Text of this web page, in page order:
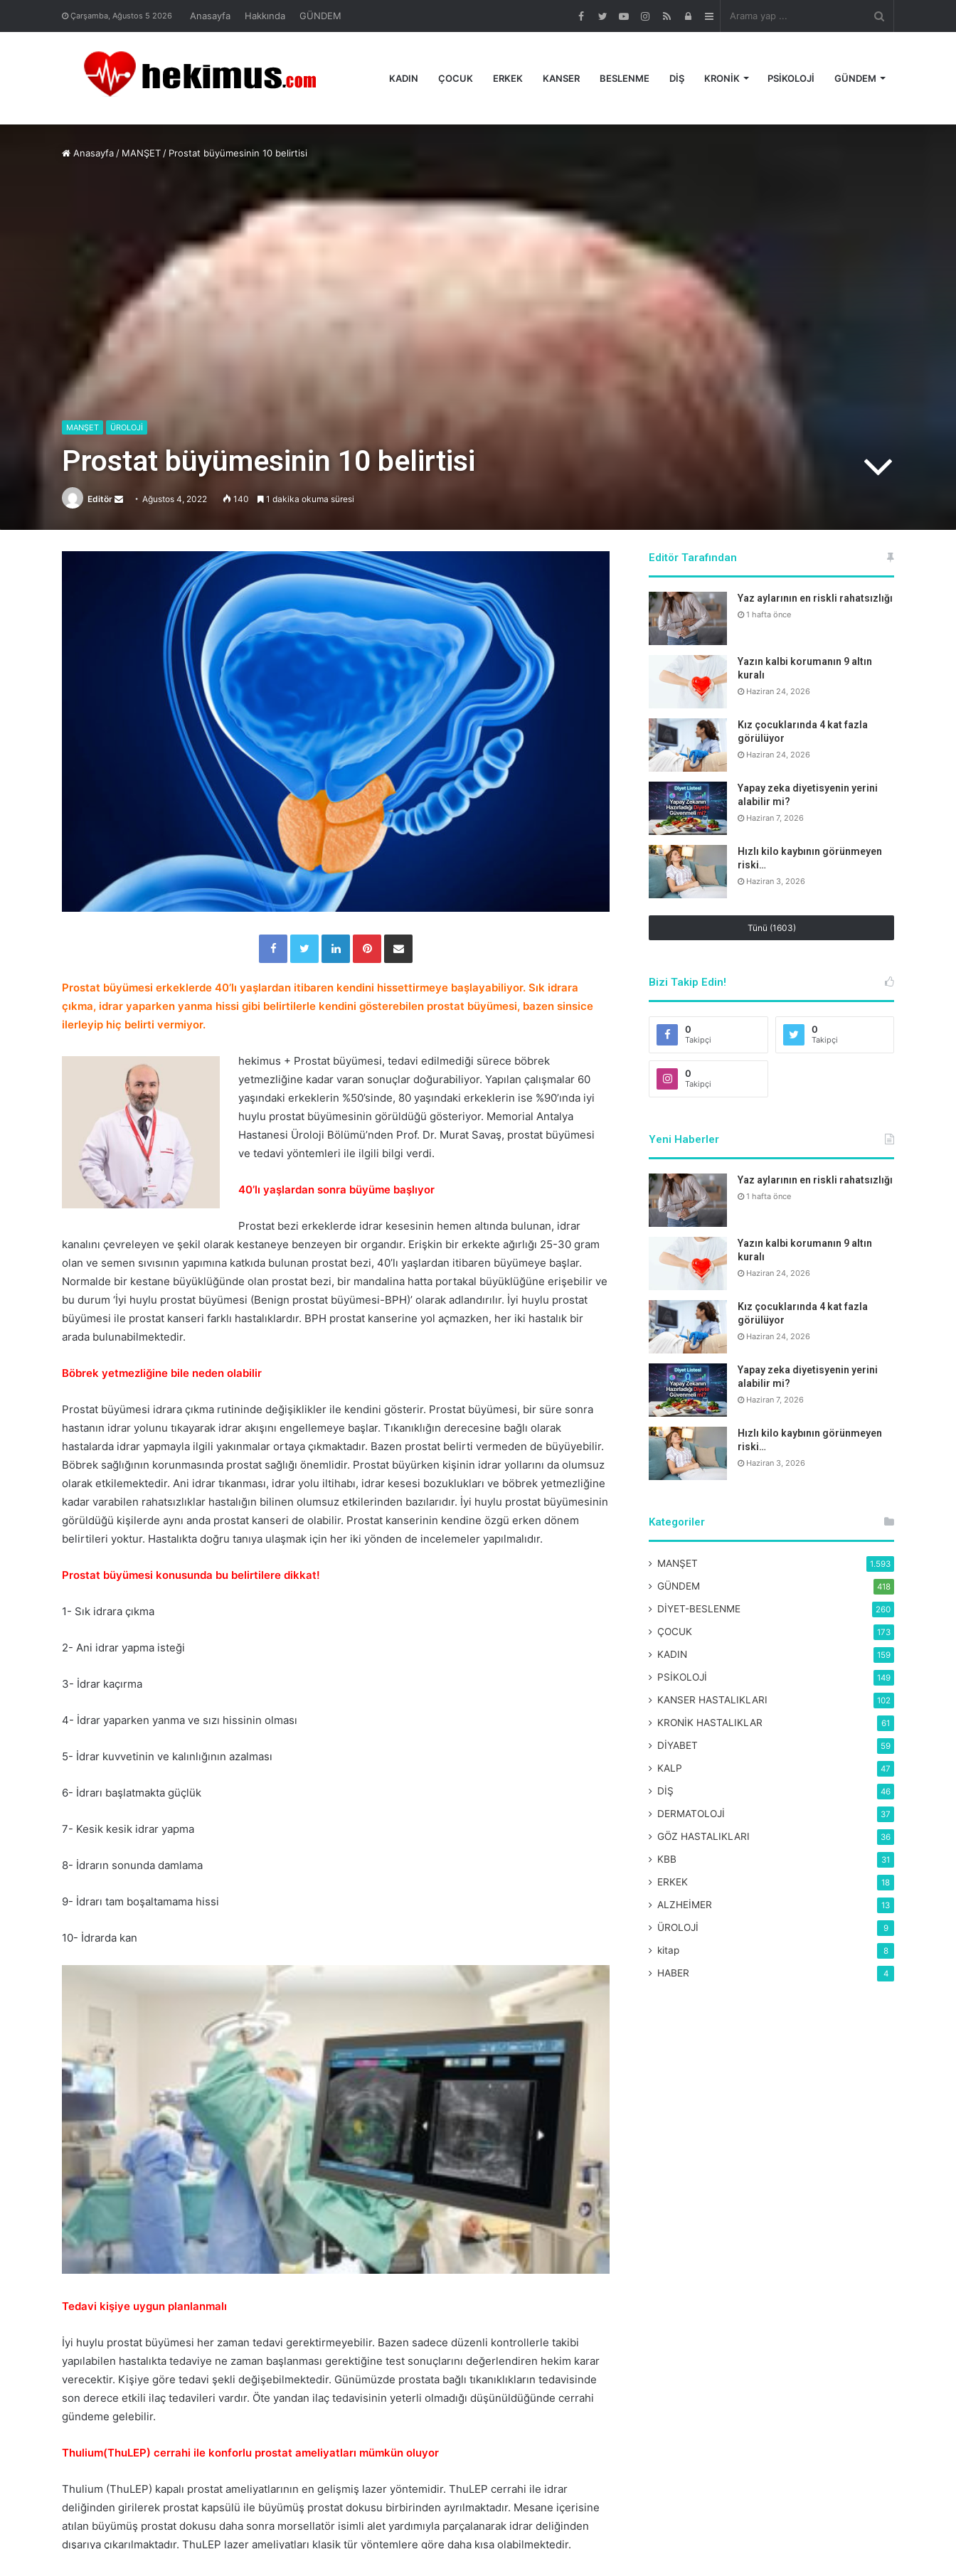
Çarşamba, Ağustos 5 2026 Anasayfa Hakkında GÜNDEM
...
Kenar
Kayıt
RSS
Instagram
YouTube
Twitter
Facebook
KADIN ÇOCUK ERKEK KANSER BESLENME DİŞ KRONİK PSİKOLOJİ GÜNDEM
Anasayfa / MANŞET / Prostat büyümesinin 10 belirtisi
MANŞET ÜROLOJİ
Prostat büyümesinin 10 belirtisi
Editör
Send
email
Ağustos 4, 2022 140 1 dakika okuma süresi
Facebook Twitter LinkedIn Pinterest
Prostat büyümesi erkeklerde 40’lı yaşlardan itibaren kendini hissettirmeye başlayabiliyor. Sık idrara
çıkma, idrar yaparken yanma hissi gibi belirtilerle kendini gösterebilen prostat büyümesi, bazen sinsice
ilerleyip hiç belirti vermiyor.
hekimus + Prostat büyümesi, tedavi edilmediği sürece böbrek
yetmezliğine kadar varan sonuçlar doğurabiliyor. Yapılan çalışmalar 60
yaşındaki erkeklerin %50’sinde, 80 yaşındaki erkeklerin ise %90’ında iyi
huylu prostat büyümesinin görüldüğü gösteriyor. Memorial Antalya
Hastanesi Üroloji Bölümü’nden Prof. Dr. Murat Savaş, prostat büyümesi
ve tedavi yöntemleri ile ilgili bilgi verdi.
40’lı yaşlardan sonra büyüme başlıyor
Prostat bezi erkeklerde idrar kesesinin hemen altında bulunan, idrar
kanalını çevreleyen ve şekil olarak kestaneye benzeyen bir organdır. Erişkin bir erkekte ağırlığı 25-30 gram
olan ve semen sıvısının yapımına katkıda bulunan prostat bezi, 40’lı yaşlardan itibaren büyümeye başlar.
Normalde bir kestane büyüklüğünde olan prostat bezi, bir mandalina hatta portakal büyüklüğüne erişebilir ve
bu durum ‘İyi huylu prostat büyümesi (Benign prostat büyümesi-BPH)’ olarak adlandırılır. İyi huylu prostat
büyümesi ile prostat kanseri farklı hastalıklardır. BPH prostat kanserine yol açmazken, her iki hastalık bir
arada bulunabilmektedir.
Böbrek yetmezliğine bile neden olabilir
Prostat büyümesi idrara çıkma rutininde değişiklikler ile kendini gösterir. Prostat büyümesi, bir süre sonra
hastanın idrar yolunu tıkayarak idrar akışını engellemeye başlar. Tıkanıklığın derecesine bağlı olarak
hastalarda idrar yapmayla ilgili yakınmalar ortaya çıkmaktadır. Bazen prostat belirti vermeden de büyüyebilir.
Böbrek sağlığının korunmasında prostat sağlığı önemlidir. Prostat büyürken kişinin idrar yollarını da olumsuz
olarak etkilemektedir. Ani idrar tıkanması, idrar yolu iltihabı, idrar kesesi bozuklukları ve böbrek yetmezliğine
kadar varabilen rahatsızlıklar hastalığın bilinen olumsuz etkilerinden bazılarıdır. İyi huylu prostat büyümesinin
görüldüğü kişilerde aynı anda prostat kanseri de olabilir. Prostat kanserinin kendine özgü erken dönem
belirtileri yoktur. Hastalıkta doğru tanıya ulaşmak için her iki yönden de incelemeler yapılmalıdır.
Prostat büyümesi konusunda bu belirtilere dikkat!
1- Sık idrara çıkma
2- Ani idrar yapma isteği
3- İdrar kaçırma
4- İdrar yaparken yanma ve sızı hissinin olması
5- İdrar kuvvetinin ve kalınlığının azalması
6- İdrarı başlatmakta güçlük
7- Kesik kesik idrar yapma
8- İdrarın sonunda damlama
9- İdrarı tam boşaltamama hissi
10- İdrarda kan
Tedavi kişiye uygun planlanmalı
İyi huylu prostat büyümesi her zaman tedavi gerektirmeyebilir. Bazen sadece düzenli kontrollerle takibi
yapılabilen hastalıkta tedaviye ne zaman başlanması gerektiğine test sonuçlarını değerlendiren hekim karar
verecektir. Kişiye göre tedavi şekli değişebilmektedir. Günümüzde prostata bağlı tıkanıklıkların tedavisinde
son derece etkili ilaç tedavileri vardır. Öte yandan ilaç tedavisinin yeterli olmadığı düşünüldüğünde cerrahi
gündeme gelebilir.
Thulium(ThuLEP) cerrahi ile konforlu prostat ameliyatları mümkün oluyor
Thulium (ThuLEP) kapalı prostat ameliyatlarının en gelişmiş lazer yöntemidir. ThuLEP cerrahi ile idrar
deliğinden girilerek prostat kapsülü ile büyümüş prostat dokusu birbirinden ayrılmaktadır. Mesane içerisine
atılan büyümüş prostat dokusu daha sonra morsellatör isimli alet yardımıyla parçalanarak idrar deliğinden
dışarıya çıkarılmaktadır. ThuLEP lazer ameliyatları klasik tür yöntemlere göre daha kısa olabilmektedir.
Editör Tarafından
Yaz aylarının en riskli rahatsızlığı
1 hafta önce
Yazın kalbi korumanın 9 altın
kuralı
Haziran 24, 2026
Kız çocuklarında 4 kat fazla
görülüyor
Haziran 24, 2026
Yapay zeka diyetisyenin yerini
alabilir mi?
Haziran 7, 2026
Hızlı kilo kaybının görünmeyen
riski…
Haziran 3, 2026
Tünü (1603)
Bizi Takip Edin!
0
Takipçi
0
Takipçi
0
Takipçi
Yeni Haberler
Yaz aylarının en riskli rahatsızlığı
1 hafta önce
Yazın kalbi korumanın 9 altın
kuralı
Haziran 24, 2026
Kız çocuklarında 4 kat fazla
görülüyor
Haziran 24, 2026
Yapay zeka diyetisyenin yerini
alabilir mi?
Haziran 7, 2026
Hızlı kilo kaybının görünmeyen
riski…
Haziran 3, 2026
Kategoriler
MANŞET 1.593
GÜNDEM 418
DİYET-BESLENME 260
ÇOCUK 173
KADIN 159
PSİKOLOJİ 149
KANSER HASTALIKLARI 102
KRONİK HASTALIKLAR 61
DİYABET 59
KALP 47
DİŞ 46
DERMATOLOJİ 37
GÖZ HASTALIKLARI 36
KBB 31
ERKEK 18
ALZHEİMER 13
ÜROLOJİ 9
kitap 8
HABER 4